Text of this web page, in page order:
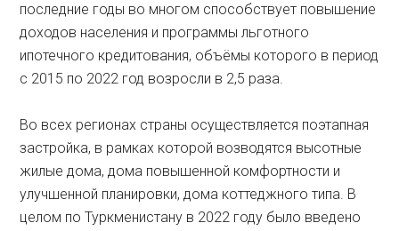
последние годы во многом способствует повышение
доходов населения и программы льготного
ипотечного кредитования, объёмы которого в период
с 2015 по 2022 год возросли в 2,5 раза.
Во всех регионах страны осуществляется поэтапная
застройка, в рамках которой возводятся высотные
жилые дома, дома повышенной комфортности и
улучшенной планировки, дома коттеджного типа. В
целом по Туркменистану в 2022 году было введено